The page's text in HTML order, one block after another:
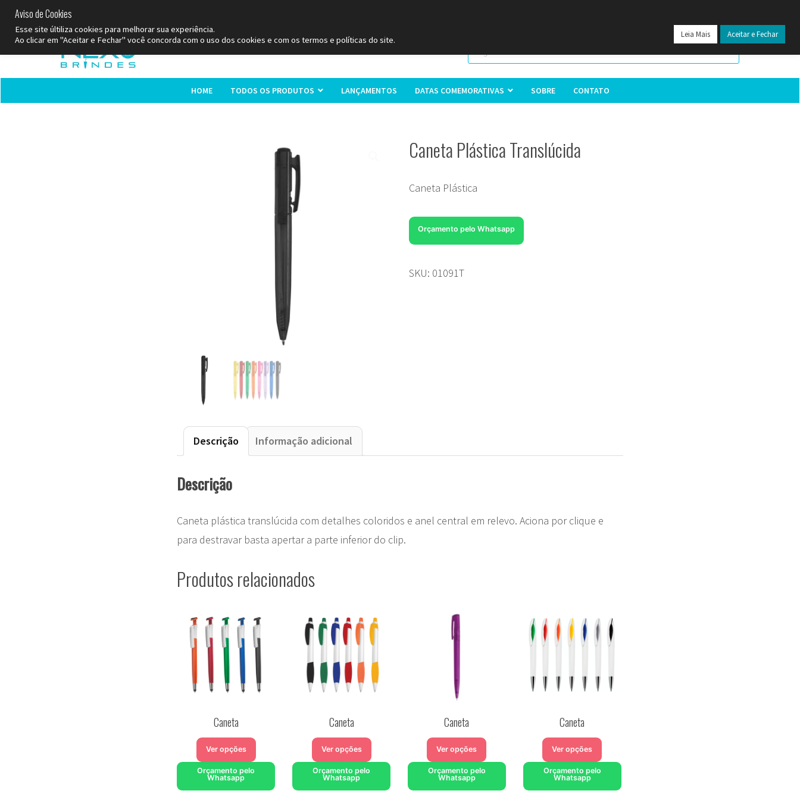
HOME TODOS OS PRODUTOS LANÇAMENTOS DATAS COMEMORATIVAS SOBRE CONTATO
Caneta Plástica Translúcida
Caneta Plástica
Orçamento pelo Whatsapp
SKU: 01091T
Descrição Informação adicional
Descrição
Caneta plástica translúcida com detalhes coloridos e anel central em relevo. Aciona por clique e
para destravar basta apertar a parte inferior do clip.
Produtos relacionados
Caneta
Ver opções
Orçamento pelo
Whatsapp
Caneta
Ver opções
Orçamento pelo
Whatsapp
Caneta
Ver opções
Orçamento pelo
Whatsapp
Caneta
Ver opções
Orçamento pelo
Whatsapp
Aviso de Cookies
Esse site últiliza cookies para melhorar sua experiência.
Ao clicar em "Aceitar e Fechar" você concorda com o uso dos cookies e com os termos e políticas do site.
Leia Mais Aceitar e Fechar